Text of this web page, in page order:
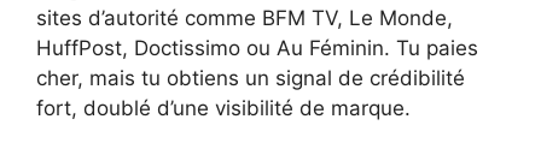
sites d’autorité comme BFM TV, Le Monde,
HuffPost, Doctissimo ou Au Féminin. Tu paies
cher, mais tu obtiens un signal de crédibilité
fort, doublé d’une visibilité de marque.